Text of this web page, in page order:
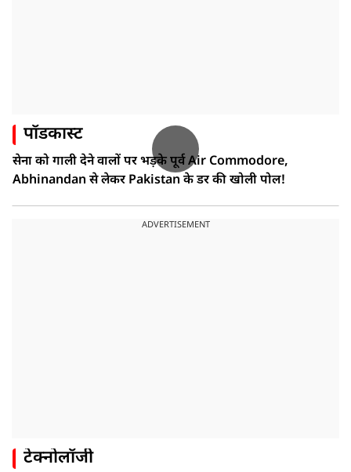
पॉडकास्ट
सेना को गाली देने वालों पर भड़के पूर्व Air Commodore,
Abhinandan से लेकर Pakistan के डर की खोली पोल!
ADVERTISEMENT
टेक्नोलॉजी